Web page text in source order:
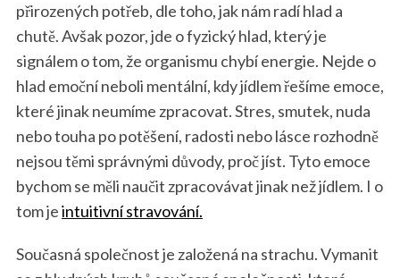
přirozených potřeb, dle toho, jak nám radí hlad a
chutě. Avšak pozor, jde o fyzický hlad, který je
signálem o tom, že organismu chybí energie. Nejde o
hlad emoční neboli mentální, kdy jídlem řešíme emoce,
které jinak neumíme zpracovat. Stres, smutek, nuda
nebo touha po potěšení, radosti nebo lásce rozhodně
nejsou těmi správnými důvody, proč jíst. Tyto emoce
bychom se měli naučit zpracovávat jinak než jídlem. I o
tom jeintuitivní stravování.
Současná společnost je založená na strachu. Vymanit